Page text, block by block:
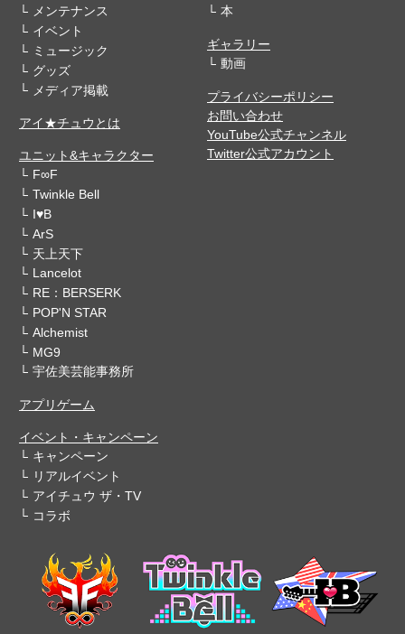
メンテナンス
イベント
ミュージック
グッズ
メディア掲載
アイ★チュウとは
ユニット&キャラクター
F∞F
Twinkle Bell
I♥B
ArS
天上天下
Lancelot
RE：BERSERK
POP'N STAR
Alchemist
MG9
宇佐美芸能事務所
アプリゲーム
イベント・キャンペーン
キャンペーン
リアルイベント
アイチュウ ザ・TV
コラボ
本
ギャラリー
動画
プライバシーポリシー
お問い合わせ
YouTube公式チャンネル
Twitter公式アカウント